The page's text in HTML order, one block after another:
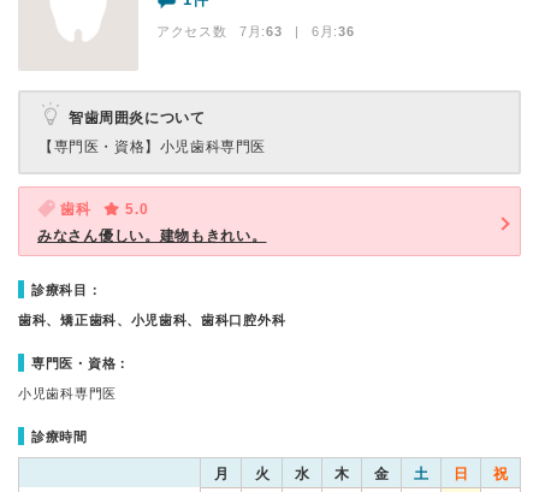
アクセス数 7月:63 | 6月:36
智歯周囲炎について
【専門医・資格】 小児歯科専門医
歯科
5.0
みなさん優しい。建物もきれい。
診療科目：
歯科、矯正歯科、小児歯科、歯科口腔外科
専門医・資格：
小児歯科専門医
診療時間
月 火 水 木 金 土 日 祝